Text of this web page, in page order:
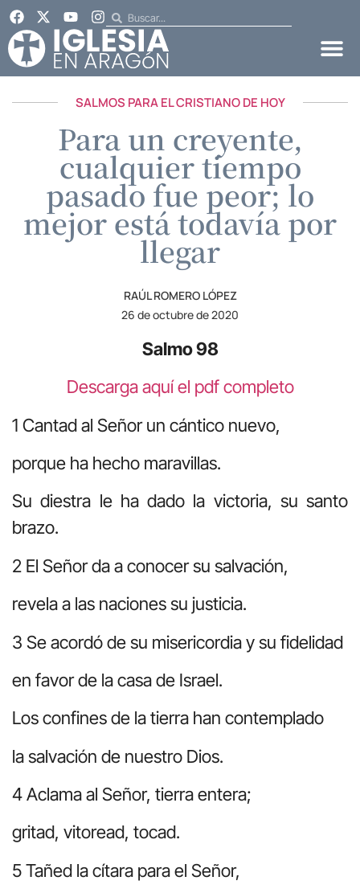
SALMOS PARA EL CRISTIANO DE HOY
Para un creyente,
cualquier tiempo
pasado fue peor; lo
mejor está todavía por
llegar
RAÚL ROMERO LÓPEZ
26 de octubre de 2020
Salmo 98
Descarga aquí el pdf completo
1 Cantad al Señor un cántico nuevo,
porque ha hecho maravillas.
Su diestra le ha dado la victoria, su santo
brazo.
2 El Señor da a conocer su salvación,
revela a las naciones su justicia.
3 Se acordó de su misericordia y su fidelidad
en favor de la casa de Israel.
Los confines de la tierra han contemplado
la salvación de nuestro Dios.
4 Aclama al Señor, tierra entera;
gritad, vitoread, tocad.
5 Tañed la cítara para el Señor,